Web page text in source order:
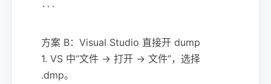
```
方案 B：Visual Studio 直接开 dump
1. VS 中“文件 -> 打开 -> 文件”，选择
.dmp。